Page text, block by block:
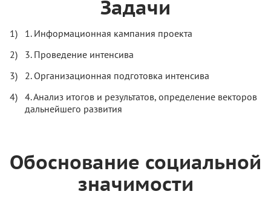
Задачи
1. Информационная кампания проекта
3. Проведение интенсива
2. Организационная подготовка интенсива
4. Анализ итогов и результатов, определение векторов
дальнейшего развития
Обоснование социальной
значимости